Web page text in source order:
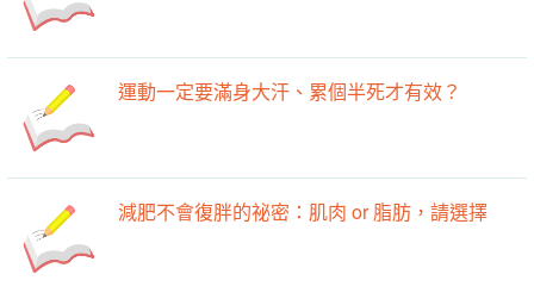
運動一定要滿身大汗、累個半死才有效？
減肥不會復胖的祕密：肌肉 or 脂肪，請選擇